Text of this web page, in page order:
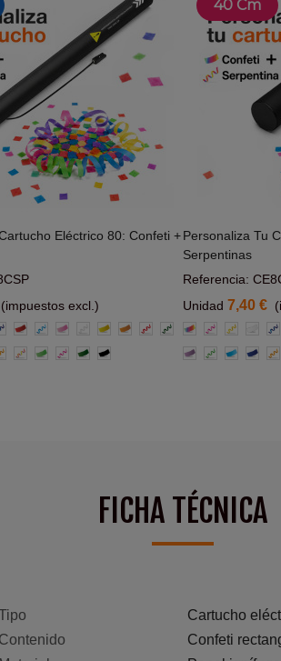
Añadir Al Carrito
Eléctrico 80: Confeti +
(impuestos excl.)
RojoAzulRosa BlancaAmarillo
Naranja
RojaVerde
Multicolor
VerdeRosasVerdeNegro
40 Cm
Personaliza Tu
Serpentinas
Referencia:
Unidad 7,40 €
Multicolor
RosaAmarillas
Blanco
Morado
VerdeAzulAzul
FICHA TÉCNICA
Contenido
Cartucho
Confeti